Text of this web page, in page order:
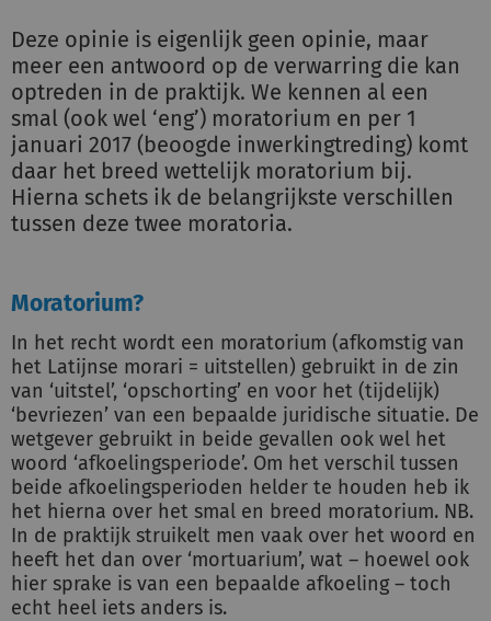
Deze opinie is eigenlijk geen opinie, maar
meer een antwoord op de verwarring die kan
optreden in de praktijk. We kennen al een
smal (ook wel ‘eng’) moratorium en per 1
januari 2017 (beoogde inwerkingtreding) komt
daar het breed wettelijk moratorium bij.
Hierna schets ik de belangrijkste verschillen
tussen deze twee moratoria.
Moratorium?
In het recht wordt een moratorium (afkomstig van
het Latijnse morari = uitstellen) gebruikt in de zin
van ‘uitstel’, ‘opschorting’ en voor het (tijdelijk)
‘bevriezen’ van een bepaalde juridische situatie. De
wetgever gebruikt in beide gevallen ook wel het
woord ‘afkoelingsperiode’. Om het verschil tussen
beide afkoelingsperioden helder te houden heb ik
het hierna over het smal en breed moratorium. NB.
In de praktijk struikelt men vaak over het woord en
heeft het dan over ‘mortuarium’, wat – hoewel ook
hier sprake is van een bepaalde afkoeling – toch
echt heel iets anders is.